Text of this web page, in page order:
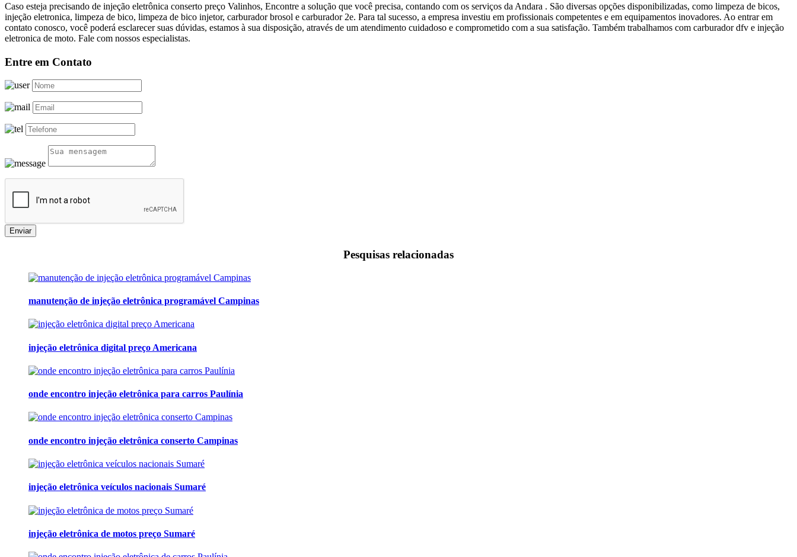
Caso esteja precisando de injeção eletrônica conserto preço Valinhos, Encontre a solução que você precisa, contando com os serviços da Andara . São diversas opções disponibilizadas, como limpeza de bicos,
injeção eletronica, limpeza de bico, limpeza de bico injetor, carburador brosol e carburador 2e. Para tal sucesso, a empresa investiu em profissionais competentes e em equipamentos inovadores. Ao entrar em
contato conosco, você poderá esclarecer suas dúvidas, estamos à sua disposição, através de um atendimento cuidadoso e comprometido com a sua satisfação. Também trabalhamos com carburador dfv e injeção
eletronica de moto. Fale com nossos especialistas.
Entre em Contato
Enviar
Pesquisas relacionadas
manutenção de injeção eletrônica programável Campinas
injeção eletrônica digital preço Americana
onde encontro injeção eletrônica para carros Paulínia
onde encontro injeção eletrônica conserto Campinas
injeção eletrônica veículos nacionais Sumaré
injeção eletrônica de motos preço Sumaré